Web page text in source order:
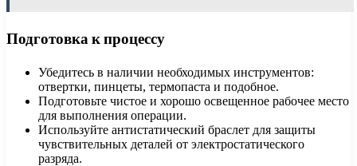
Подготовка к процессу
Убедитесь в наличии необходимых инструментов:
отвертки, пинцеты, термопаста и подобное.
Подготовьте чистое и хорошо освещенное рабочее место
для выполнения операции.
Используйте антистатический браслет для защиты
чувствительных деталей от электростатического
разряда.